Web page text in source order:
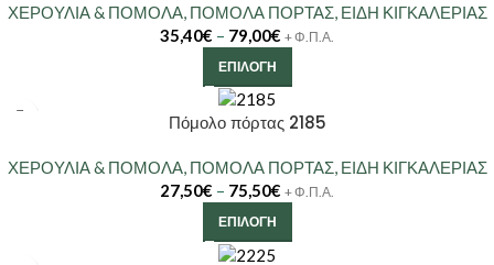
ΧΕΡΟΥΛΙΑ & ΠΟΜΟΛΑ ΠΟΜΟΛΑ ΠΟΡΤΑΣ, ΕΙΔΗ ΚΙΓΚΑΛΕΡΙΑΣ
35,40€ – 79,00€ + Φ.Π.Α.
ΕΠΙΛΟΓΉ
Πόμολο πόρτας 2185
ΧΕΡΟΥΛΙΑ & ΠΟΜΟΛΑ, ΠΟΜΟΛΑ ΠΟΡΤΑΣ, ΕΙΔΗ ΚΙΓΚΑΛΕΡΙΑΣ
27,50€ – 75,50€ + Φ.Π.Α.
ΕΠΙΛΟΓΉ